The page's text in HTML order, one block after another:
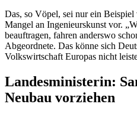
Das, so Vöpel, sei nur ein
Mangel an Ingenieurskunst vor.
beauftragen, fahren anderswo
Abgeordnete. Das könne sich
Volkswirtschaft Europas nicht
Landesministerin:
Neubau vorziehen